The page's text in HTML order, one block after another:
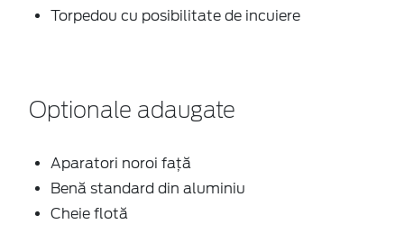
Torpedou cu posibilitate de incuiere
Optionale adaugate
Aparatori noroi faţă
Benă standard din aluminiu
Cheie flotă